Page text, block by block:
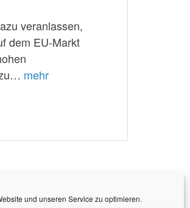
und unseren Service zu optimieren.
veranlassen,
dem EU-Markt
mehr